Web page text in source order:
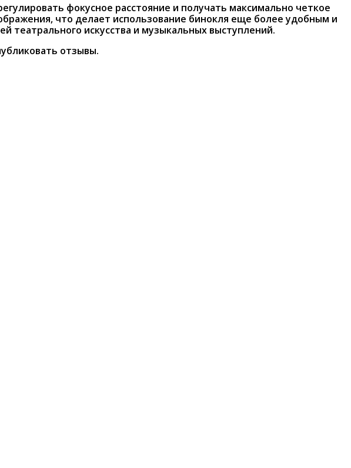
фокусное расстояние и получать максимально четкое
что делает использование бинокля еще более удобным и
искусства и музыкальных выступлений.
отзывы.